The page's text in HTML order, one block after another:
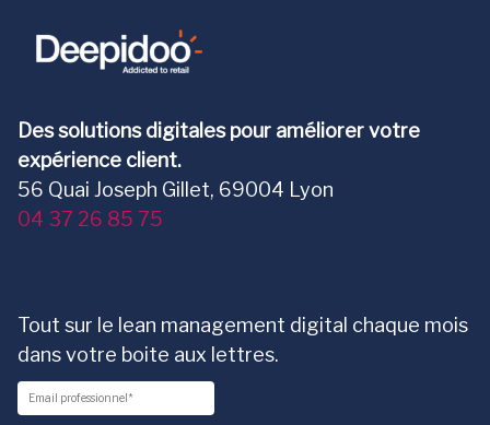
Des solutions digitales pour améliorer votre
expérience client.
56 Quai Joseph Gillet, 69004 Lyon
04 37 26 85 75
Tout sur le lean management digital chaque mois
dans votre boite aux lettres.